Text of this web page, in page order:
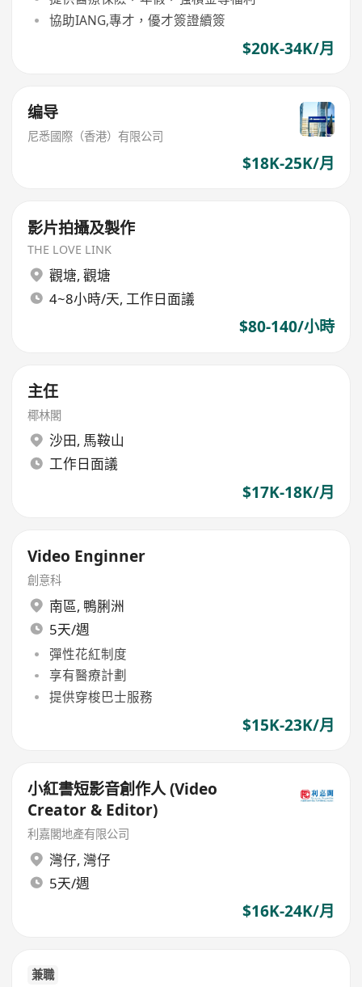
協助IANG,專才，優才簽證續簽
$20K-34K/月
编导
尼悉國際（香港）有限公司
$18K-25K/月
影片拍攝及製作
THE LOVE LINK
觀塘, 觀塘
4~8小時/天, 工作日面議
$80-140/小時
主仼
椰林閣
沙田, 馬鞍山
工作日面議
$17K-18K/月
Video Enginner
創意科
南區, 鴨脷洲
5天/週
彈性花紅制度
享有醫療計劃
提供穿梭巴士服務
$15K-23K/月
小紅書短影音創作人 (Video
Creator & Editor)
利嘉閣地產有限公司
灣仔, 灣仔
5天/週
$16K-24K/月
兼職